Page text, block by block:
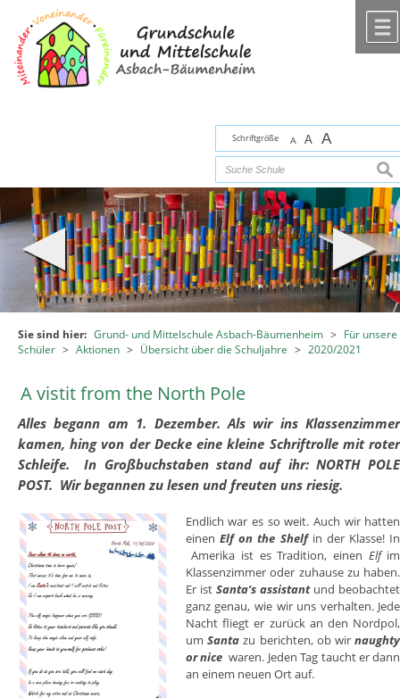
Zum Inhalt,
Schriftgröße A A A
Sie sind hier: Grund- und Mittelschule Asbach-Bäumenheim >
Für unsere
Schüler > Aktionen > Übersicht über die Schuljahre > 2020/2021
A vistit from the North Pole
Alles begann am 1. Dezember. Als wir ins Klassenzimmer
kamen, hing von der Decke eine kleine Schriftrolle mit roter
Schleife. In Großbuchstaben stand auf ihr: NORTH POLE
POST. Wir begannen zu lesen und freuten uns riesig.
Endlich war es so weit. Auch wir hatten
einen Elf on the Shelfin der Klasse! In
Amerika ist es Tradition, einen Elfim
Klassenzimmer oder zuhause zu haben.
Er istSanta’s assistantund beobachtet
ganz genau, wie wir uns verhalten. Jede
Nacht fliegt er zurück an den Nordpol,
umSanta zu berichten, ob wirnaughty
or nice waren. Jeden Tag taucht er dann
an einem neuen Ort auf.